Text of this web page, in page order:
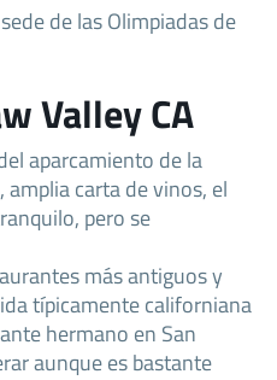
de las Olimpiadas de
Valley CA
aparcamiento de la
carta de vinos, el
pero se
más antiguos y
típicamente californiana
hermano en San
aunque es bastante